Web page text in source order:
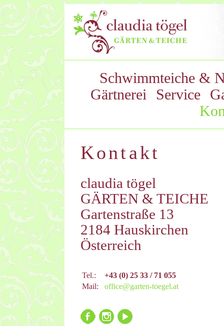
Schwimmteiche &
Gärtnerei
Service
Kontakt
claudia tögel
GÄRTEN & TEICHE
Gartenstraße 13
2184 Hauskirchen
Österreich
Tel.:
+43 (0) 25 33 / 71 055
Mail:
office@garten-toegel.at